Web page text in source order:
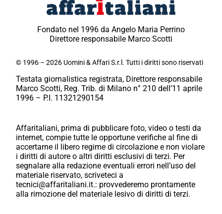
Fondato nel 1996 da Angelo Maria Perrino
Direttore responsabile Marco Scotti
© 1996 – 2026 Uomini & Affari S.r.l. Tutti i diritti sono riservati
Testata giornalistica registrata, Direttore responsabile
Marco Scotti, Reg. Trib. di Milano n° 210 dell’11 aprile
1996 – P.I. 11321290154
Affaritaliani, prima di pubblicare foto, video o testi da
internet, compie tutte le opportune verifiche al fine di
accertarne il libero regime di circolazione e non violare
i diritti di autore o altri diritti esclusivi di terzi. Per
segnalare alla redazione eventuali errori nell’uso del
materiale riservato, scriveteci a
tecnici@affaritaliani.it.: provvederemo prontamente
alla rimozione del materiale lesivo di diritti di terzi.